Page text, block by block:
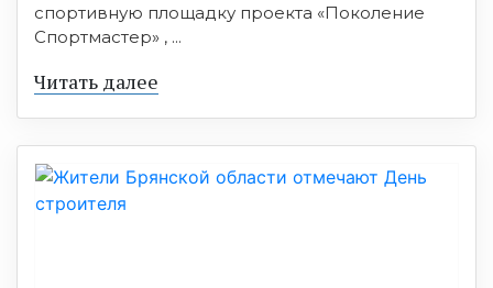
спортивную площадку проекта «Поколение
Спортмастер» , ...
Читать далее